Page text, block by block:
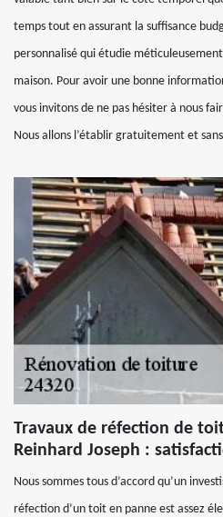
temps tout en assurant la suffisance
personnalisé qui étudie
maison. Pour avoir une bonne
vous invitons de ne pas hésiter à nous
Nous allons l’établir gratuitement et
Travaux de réfection de
Reinhard Joseph :
Nous sommes tous d’accord qu’un
réfection d’un toit en panne est assez